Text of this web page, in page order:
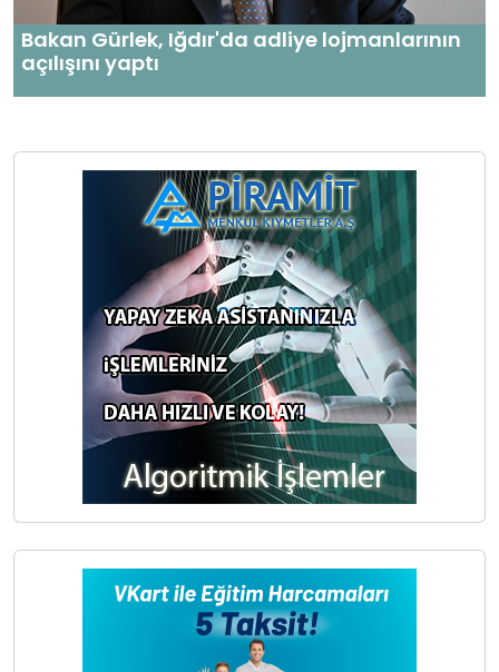
Bakan Gürlek, Iğdır'da adliye lojmanlarının
açılışını yaptı